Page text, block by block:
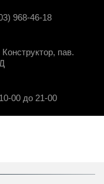
968-46-18
пав.
00 до 21-00